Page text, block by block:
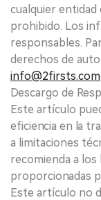
cualquier
prohibido. Los
responsables.
derechos de
info@2firsts.com
Descargo de
Este artículo
eficiencia en la
a limitaciones
recomienda a
proporcionadas
Este artículo no